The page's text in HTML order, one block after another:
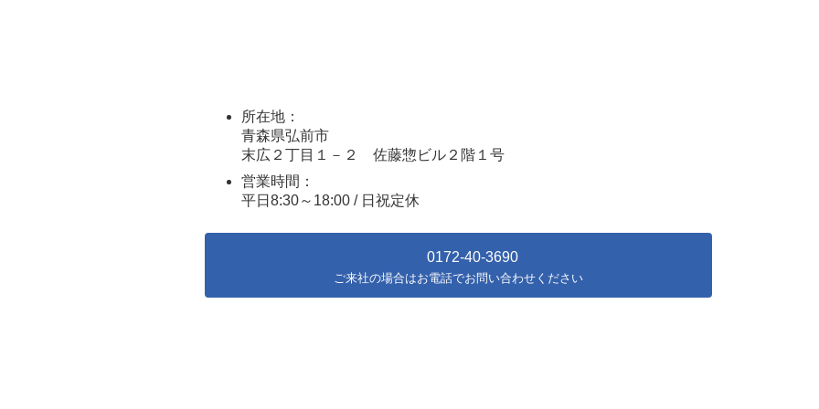
所在地：
青森県弘前市
末広２丁目１－２ 佐藤惣ビル２階１号
営業時間：
平日8:30～18:00 / 日祝定休
0172-40-3690
ご来社の場合はお電話でお問い合わせください